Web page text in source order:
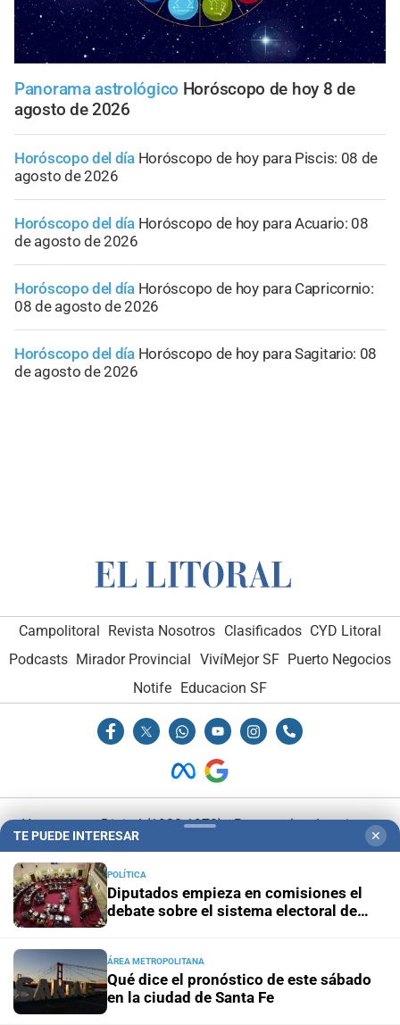
Panorama astrológico Horóscopo de hoy 8 de
agosto de 2026
Horóscopo del día Horóscopo de hoy para Piscis: 08 de
agosto de 2026
Horóscopo del día Horóscopo de hoy para Acuario: 08
de agosto de 2026
Horóscopo del día Horóscopo de hoy para Capricornio:
08 de agosto de 2026
Horóscopo del día Horóscopo de hoy para Sagitario: 08
de agosto de 2026
Campolitoral Revista Nosotros Clasificados CYD Litoral
Podcasts Mirador Provincial VivíMejor SF Puerto Negocios
Notife Educacion SF
Hemeroteca Digital (1930-1979)-Receptorías de avisos-
Administración y Publicidad-Elementos institucionales-
Opcionales con El Litoral
TE PUEDE INTERESAR ✕
POLÍTICA
Diputados empieza en comisiones el
debate sobre el sistema electoral de
ÁREA METROPOLITANA
Qué dice el pronóstico de este sábado
en la ciudad de Santa Fe